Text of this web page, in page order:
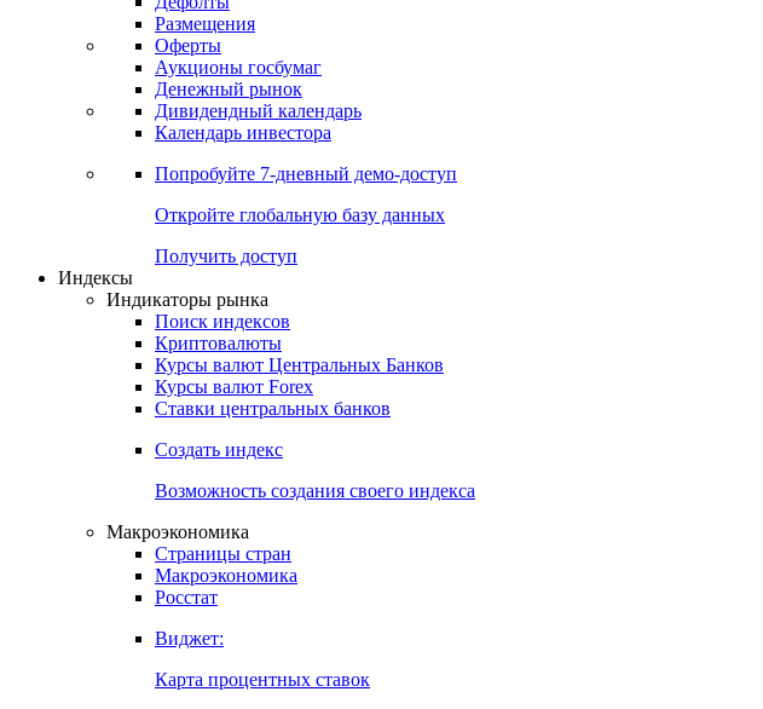
Получить доступ
Календарь
Календарь событий
Дефолты
Размещения
Оферты
Аукционы госбумаг
Денежный рынок
Дивидендный календарь
Календарь инвестора
Попробуйте7-дневный
Получить доступ
Индикаторы рынка
Поиск индексов
Криптовалюты
Курсы валют Центральных Банков
Курсы валют Forex
Ставки центральных банков
Создать индекс
Возможность создания своего индекса
Макроэкономика
Страницы стран
Макроэкономика
Росстат